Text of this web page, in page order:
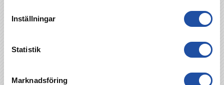
Inställningar
Statistik
Marknadsföring
SEF Trophy tillsammans med Svensk
komma till biljettsidan.